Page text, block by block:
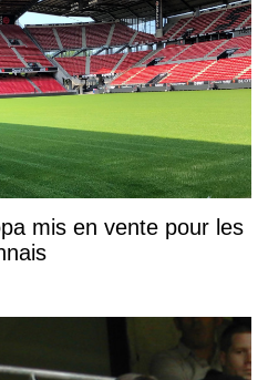
mis en vente pour les